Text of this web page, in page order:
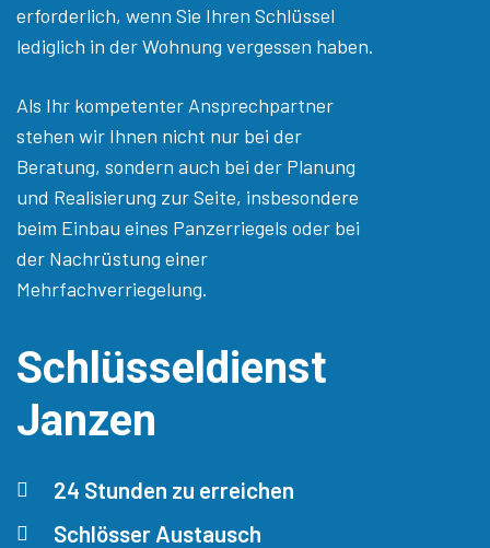
erforderlich, wenn Sie Ihren Schlüssel
lediglich in der Wohnung vergessen haben.
Als Ihr kompetenter Ansprechpartner
stehen wir Ihnen nicht nur bei der
Beratung, sondern auch bei der Planung
und Realisierung zur Seite, insbesondere
beim Einbau eines Panzerriegels oder bei
der Nachrüstung einer
Mehrfachverriegelung.
Schlüsseldienst
Janzen
24 Stunden zu erreichen
Schlösser Austausch